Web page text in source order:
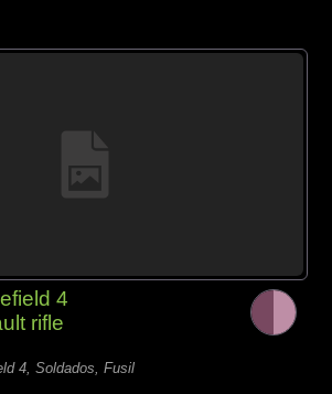
4
rifle
4, Soldados, Fusil